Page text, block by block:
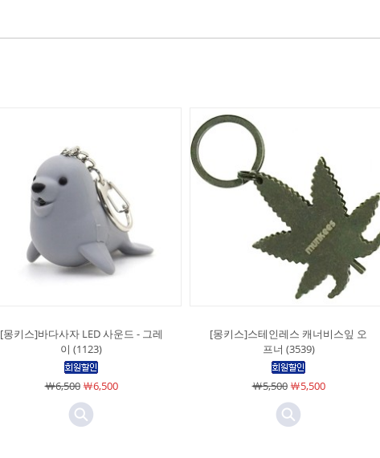
[몽키스]바다사자 LED 사운드 - 그레
이 (1123)
￦6,500￦6,500
[몽키스]스테인레스 캐너비스잎 오
프너 (3539)
￦5,500￦5,500